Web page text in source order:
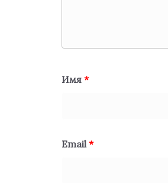
Имя *
Email*